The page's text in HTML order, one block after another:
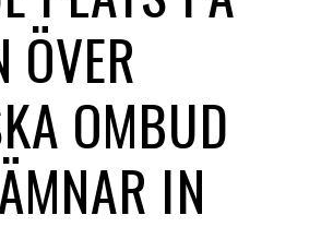
ÖVER
OMBUD
IN